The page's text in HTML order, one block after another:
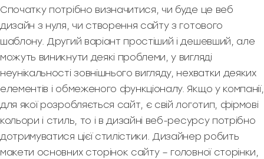
Спочатку потрібно визначитися, чи буде це веб
дизайн з нуля, чи створення сайту з готового
шаблону. Другий варіант простіший і дешевший, але
можуть виникнути деякі проблеми, у вигляді
неунікальності зовнішнього вигляду, нехватки деяких
елементів і обмеженого функціоналу. Якщо у компанії,
для якої розробляється сайт, є свій логотип, фірмові
кольори і стиль, то і в дизайні веб-ресурсу потрібно
дотримуватися цієї стилістики. Дизайнер робить
макети основних сторінок сайту – головної сторінки,